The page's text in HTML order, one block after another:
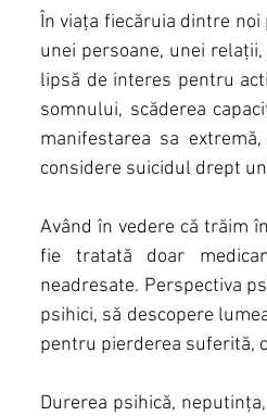
În viața fiecăruia dintre
unei persoane, unei
lipsă de interes pentru
somnului, scăderea
manifestarea sa
considere suicidul drept
Având în vedere că trăim
fie tratată doar
neadresate. Perspectiva
psihici, să descopere
pentru pierderea suferită,
Durerea psihică,